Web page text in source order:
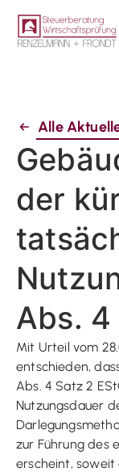
Alle
der
Abs. 4
Mit Urteil vom
entschieden,
Abs. 4 Satz 2
Nutzungsdauer
zur Führung des
erscheint, soweit